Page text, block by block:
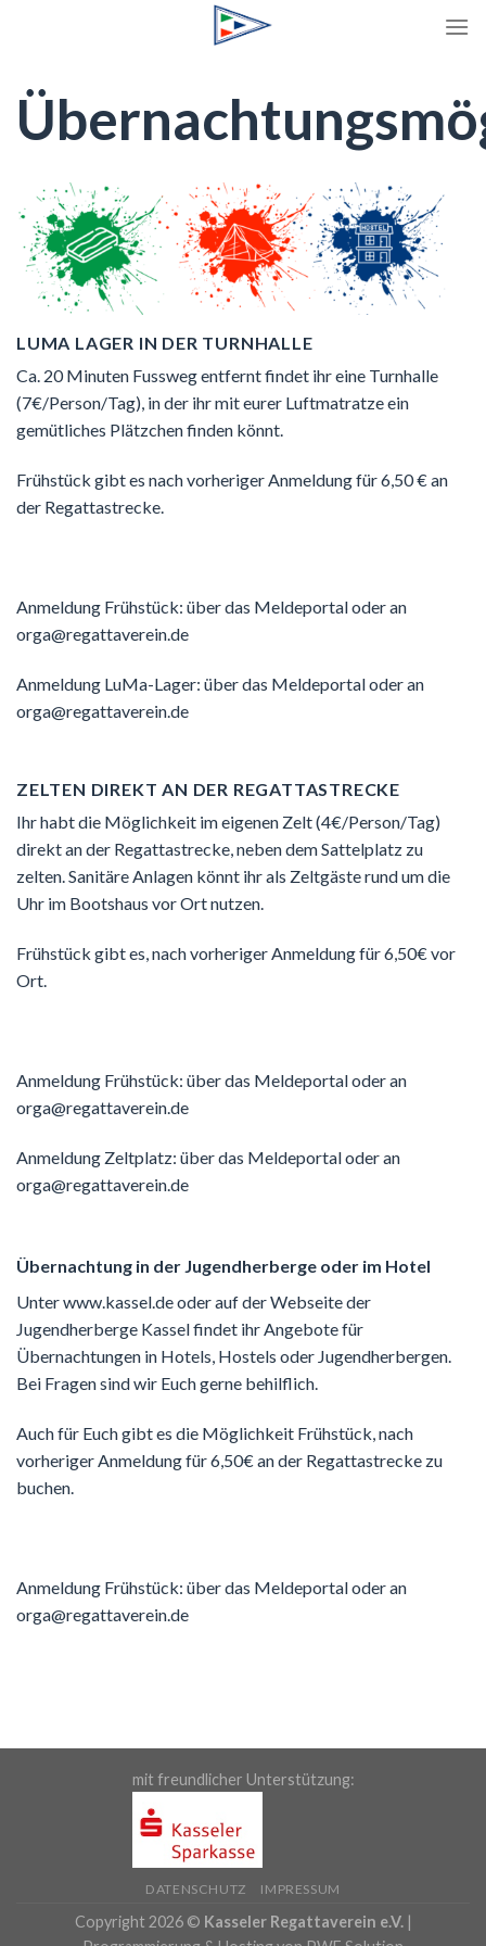
LUMA LAGER IN DER TURNHALLE
Ca. 20 Minuten Fussweg entfernt findet ihr eine Turnhalle
(7€/Person/Tag), in der ihr mit eurer Luftmatratze ein
gemütliches Plätzchen finden könnt.
Frühstück gibt es nach vorheriger Anmeldung für 6,50 € an
der Regattastrecke.
Anmeldung Frühstück: über das Meldeportal oder an
orga@regattaverein.de
Anmeldung LuMa-Lager: über das Meldeportal oder an
orga@regattaverein.de
ZELTEN DIREKT AN DER REGATTASTRECKE
Ihr habt die Möglichkeit im eigenen Zelt (4€/Person/Tag)
direkt an der Regattastrecke, neben dem Sattelplatz zu
zelten. Sanitäre Anlagen könnt ihr als Zeltgäste rund um die
Uhr im Bootshaus vor Ort nutzen.
Frühstück gibt es, nach vorheriger Anmeldung für 6,50€ vor
Ort.
Anmeldung Frühstück: über das Meldeportal oder an
orga@regattaverein.de
Anmeldung Zeltplatz: über das Meldeportal oder an
orga@regattaverein.de
Übernachtung in der Jugendherberge oder im Hotel
Unter www.kassel.de oder auf der Webseite der
Jugendherberge Kassel findet ihr Angebote für
Übernachtungen in Hotels, Hostels oder Jugendherbergen.
Bei Fragen sind wir Euch gerne behilflich.
Auch für Euch gibt es die Möglichkeit Frühstück, nach
vorheriger Anmeldung für 6,50€ an der Regattastrecke zu
buchen.
Anmeldung Frühstück: über das Meldeportal oder an
orga@regattaverein.de
mit freundlicher Unterstützung:
DATENSCHUTZ IMPRESSUM
Copyright 2026 © Kasseler Regattaverein e.V.|